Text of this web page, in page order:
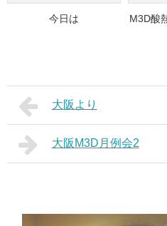
今日は
M3D酸
大阪より
大阪M3D月例会2